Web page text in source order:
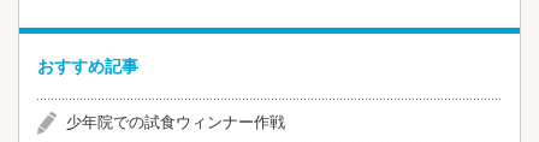
おすすめ記事
少年院での試食ウィンナー作戦